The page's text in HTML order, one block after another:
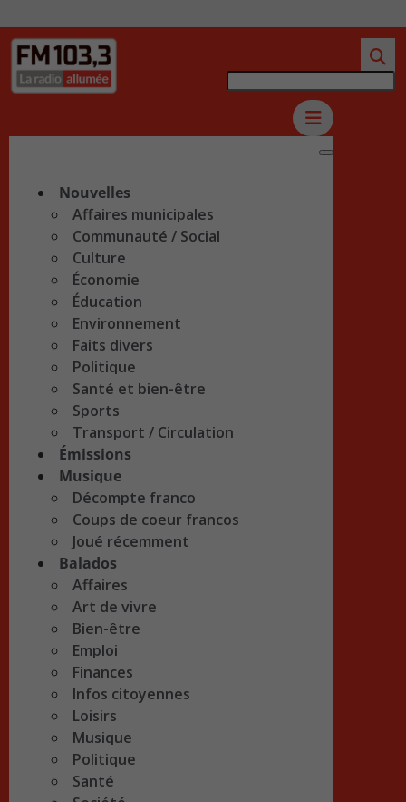
Nouvelles
Affaires municipales
Communauté / Social
Culture
Économie
Éducation
Environnement
Faits divers
Politique
Santé et bien-être
Sports
Transport / Circulation
Émissions
Musique
Décompte franco
Coups de coeur francos
Joué récemment
Balados
Affaires
Art de vivre
Bien-être
Emploi
Finances
Infos citoyennes
Loisirs
Musique
Politique
Santé